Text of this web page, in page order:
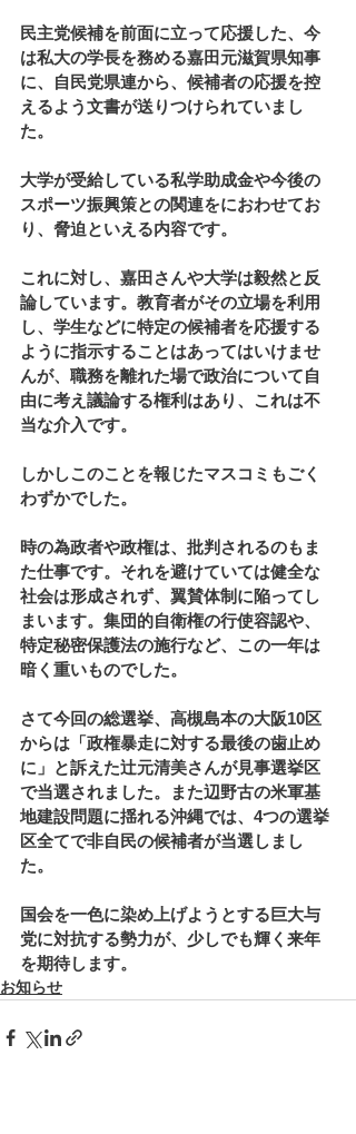
民主党候補を前面に立って応援した、今
は私大の学長を務める嘉田元滋賀県知事
に、自民党県連から、候補者の応援を控
えるよう文書が送りつけられていまし
た。
大学が受給している私学助成金や今後の
スポーツ振興策との関連をにおわせてお
り、脅迫といえる内容です。
これに対し、嘉田さんや大学は毅然と反
論しています。教育者がその立場を利用
し、学生などに特定の候補者を応援する
ように指示することはあってはいけませ
んが、職務を離れた場で政治について自
由に考え議論する権利はあり、これは不
当な介入です。
しかしこのことを報じたマスコミもごく
わずかでした。
時の為政者や政権は、批判されるのもま
た仕事です。それを避けていては健全な
社会は形成されず、翼賛体制に陥ってし
まいます。集団的自衛権の行使容認や、
特定秘密保護法の施行など、この一年は
暗く重いものでした。
さて今回の総選挙、高槻島本の大阪10区
からは「政権暴走に対する最後の歯止め
に」と訴えた辻元清美さんが見事選挙区
で当選されました。また辺野古の米軍基
地建設問題に揺れる沖縄では、4つの選挙
区全てで非自民の候補者が当選しまし
た。
国会を一色に染め上げようとする巨大与
党に対抗する勢力が、少しでも輝く来年
を期待します。
お知らせ